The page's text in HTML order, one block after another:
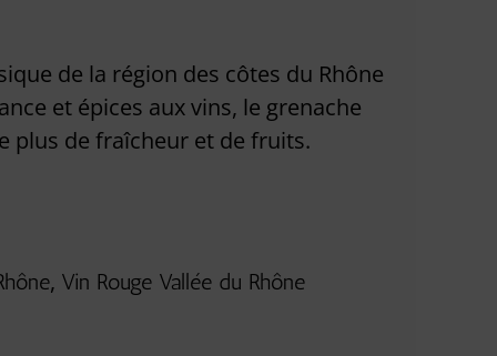
de la région des côtes du Rhône
et épices aux vins, le grenache
plus de fraîcheur et de fruits.
, Vin Rouge Vallée du Rhône